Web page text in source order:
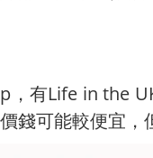
有Life in the
可能較便宜，